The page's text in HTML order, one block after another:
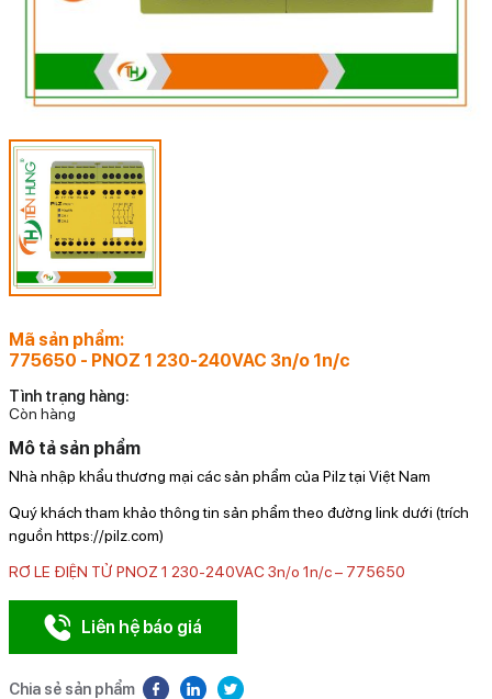
Mã sản phẩm:
775650 - PNOZ 1 230-240VAC 3n/o 1n/c
Tình trạng hàng:
Còn hàng
Mô tả sản phẩm
Nhà nhập khẩu thương mại các sản phẩm của Pilz tại Việt Nam
Quý khách tham khảo thông tin sản phẩm theo đường link dưới (trích
nguồn https://pilz.com)
RƠ LE ĐIỆN TỬ PNOZ 1 230-240VAC 3n/o 1n/c – 775650
Liên hệ báo giá
Chia sẻ sản phẩm